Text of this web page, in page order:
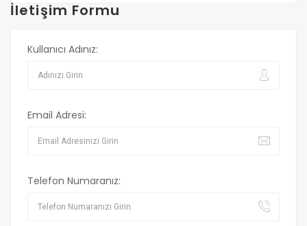
İletişim Formu
Kullanıcı Adınız:
Email Adresi:
Telefon Numaranız: